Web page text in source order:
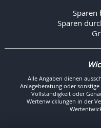
Sparen
Sparen
Alle Angaben dienen
Anlageberatung oder
Vollständigkeit oder
Wertenwicklungen in der